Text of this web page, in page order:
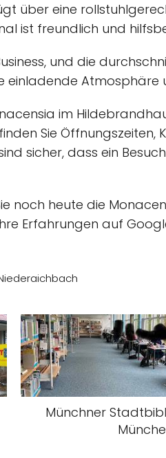
über eine
ist freundlich und
und die
einladende Atmosphäre
im
Sie
sicher, dass ein
noch heute die
Erfahrungen auf
Münchner